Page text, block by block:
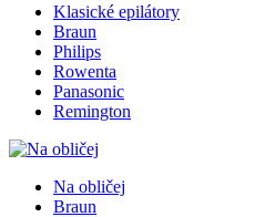
Klasické epilátory
Braun
Philips
Rowenta
Panasonic
Remington
Na obličej
Braun